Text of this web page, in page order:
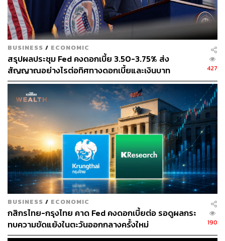
ABOUT THE AUTHOR
สกุลชัย เก่งอนันตานนท์
Content Creator สำนักข่าว THE
STANDARD WEALTH
BUSINESS / ECONOMIC
สรุปผลประชุม Fed คงดอกเบี้ย 3.50-3.75% ส่ง
สัญญาณอย่างไรต่อทิศทางดอกเบี้ยและเงินบาท
427
BUSINESS / ECONOMIC
กสิกรไทย-กรุงไทย คาด Fed คงดอกเบี้ยต่อ รอดูผลกระ
ทบความขัดแย้งในตะวันออกกลางครั้งใหม่
190